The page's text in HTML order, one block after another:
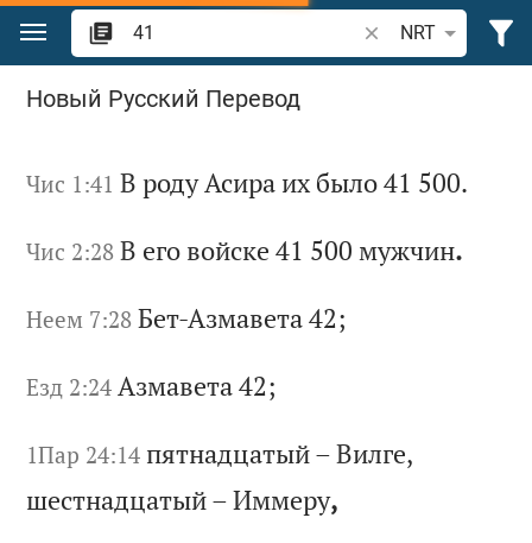
Перейти к содержанию
Поиск по отрывку
NRT
Поиск "41" в Библии
Новый Русский Перевод
Чис 1:41 ВродуАсира ихбыло41 500.
Чис 2:28 В его войске 41 500мужчин.
Неем 7:28 Бет-Азмавета42;
Езд 2:24 Азмавета42;
1Пар 24:14 пятнадцатый–Вилге,
шестнадцатый–Иммеру,